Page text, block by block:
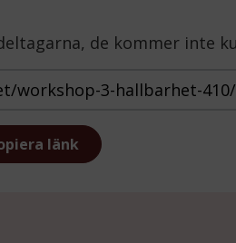
de kommer inte
mindthegap.skane.se/
länk